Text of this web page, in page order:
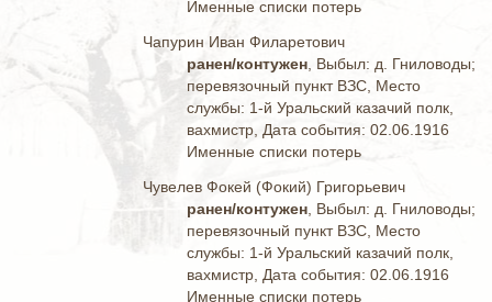
Именные списки потерь
Чапурин Иван Филаретович
ранен/контужен , Выбыл: д. Гниловоды;
перевязочный пункт ВЗС, Место
службы: 1-й Уральский казачий полк,
вахмистр, Дата события: 02.06.1916
Именные списки потерь
Чувелев Фокей (Фокий) Григорьевич
ранен/контужен , Выбыл: д. Гниловоды;
перевязочный пункт ВЗС, Место
службы: 1-й Уральский казачий полк,
вахмистр, Дата события: 02.06.1916
Именные списки потерь